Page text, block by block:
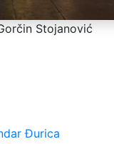
Stojanović
Đurica